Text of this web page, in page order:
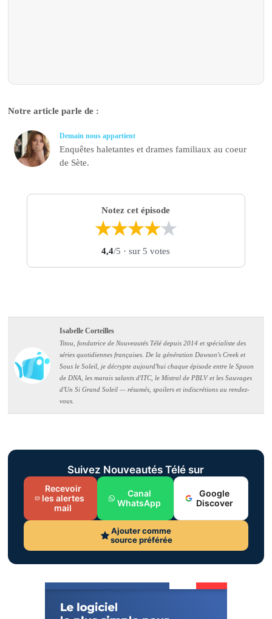
Notre article parle de :
Demain nous appartient
Enquêtes haletantes et drames familiaux au coeur
de Sète.
Notez cet épisode
★★★★★
4,4/5 · sur 5 votes
Isabelle Corteilles
Titou, fondatrice de Nouveautés Télé depuis 2014 et spécialiste des
séries quotidiennes françaises. De la génération Dawson's Creek et
Sous le Soleil, je décrypte aujourd'hui chaque épisode entre le Spoon
de DNA, les marais salants d'ITC, le Mistral de PBLV et les Sauvages
d'Un Si Grand Soleil — résumés, spoilers et indiscrétions au rendez-
vous.
Suivez Nouveautés Télé sur
Recevoir
les alertes
mail
Canal
WhatsApp
Google
Discover
Ajouter comme
source préférée